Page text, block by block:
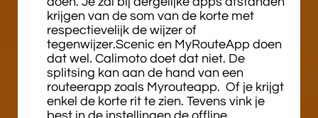
krijgen van de som van de korte met
respectievelijk de wijzer of
tegenwijzer.Scenic en MyRouteApp doen
dat wel. Calimoto doet dat niet. De
splitsing kan aan de hand van een
routeerapp zoals Myrouteapp. Of je krijgt
enkel de korte rit te zien. Tevens vink je